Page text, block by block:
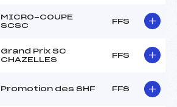
MICRO-COUPE
SCSC
FFS
Grand Prix SC
CHAZELLES
FFS
Promotion des SHF FFS